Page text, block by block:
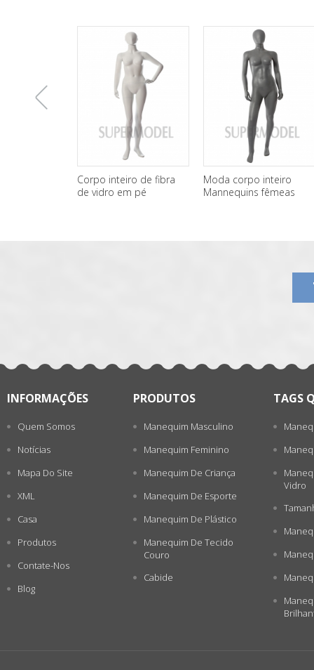
Corpo inteiro de fibra
de vidro em pé
Moda corpo inteiro
Mannequins fêmeas
INFORMAÇÕES
Quem Somos
Notícias
Mapa Do Site
XML
Casa
Produtos
Contate-Nos
Blog
PRODUTOS
Manequim Masculino
Manequim Feminino
Manequim De Criança
Manequim De Esporte
Manequim De Plástico
Manequim De Tecido
Couro
Cabide
TAGS
Vidro